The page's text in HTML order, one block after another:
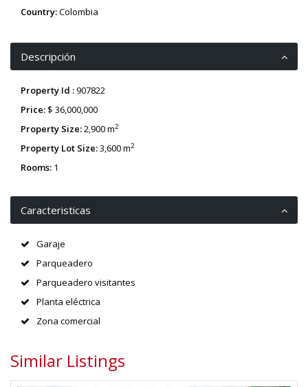
Country:Colombia
Descripción
Property Id :907822
Price: $ 36,000,000
Property Size:2,900 m2
Property Lot Size:3,600 m2
Rooms: 1
Caracteristicas
Garaje
Parqueadero
Parqueadero visitantes
Planta eléctrica
Zona comercial
Similar Listings